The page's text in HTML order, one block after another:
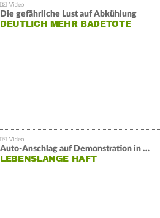
Die gefährliche Lust auf Abkühlung
DEUTLICH MEHR BADETOTE
Auto-Anschlag auf Demonstration in München:
LEBENSLANGE HAFT